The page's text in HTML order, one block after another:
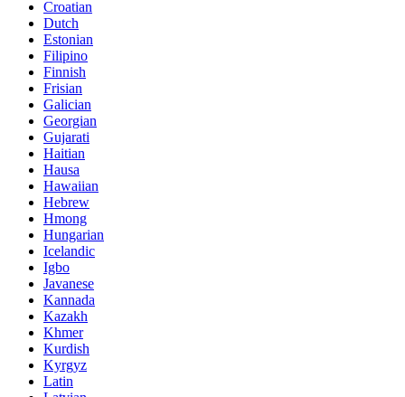
Croatian
Dutch
Estonian
Filipino
Finnish
Frisian
Galician
Georgian
Gujarati
Haitian
Hausa
Hawaiian
Hebrew
Hmong
Hungarian
Icelandic
Igbo
Javanese
Kannada
Kazakh
Khmer
Kurdish
Kyrgyz
Latin